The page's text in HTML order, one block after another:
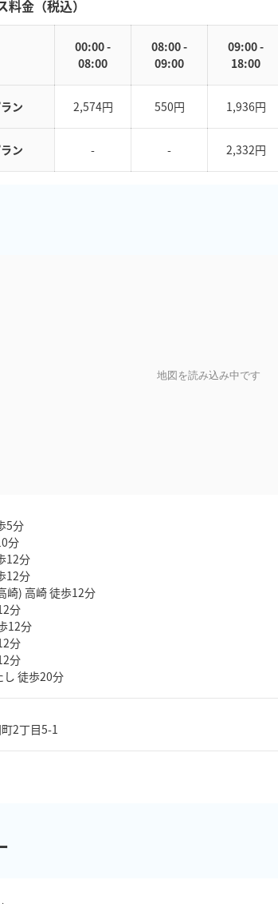
料金（税込）
00:00 -
08:00
08:00 -
09:00
09:00 -
18:00
ン 2,574円 550円 1,936円
ン - - 2,332円
地図を読み込み中です
5分
分
12分
12分
崎) 高崎 徒歩12分
分
12分
分
分
し 徒歩20分
2丁目5-1